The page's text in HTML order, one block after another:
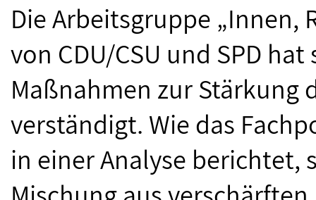
Die Arbeitsgruppe
von CDU/CSU und SPD
Maßnahmen zur Stärkung
verständigt. Wie das
in einer Analyse berichtet,